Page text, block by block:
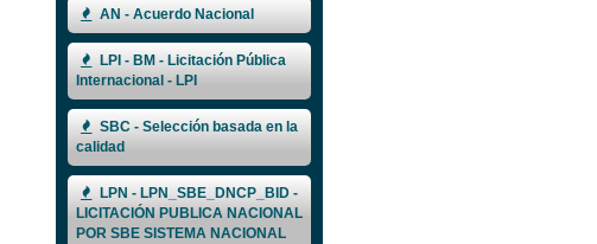
AN - Acuerdo Nacional
LPI - BM - Licitación Pública
Internacional - LPI
SBC - Selección basada en la
calidad
LPN - LPN_SBE_DNCP_BID -
LICITACIÓN PUBLICA NACIONAL
POR SBE SISTEMA NACIONAL